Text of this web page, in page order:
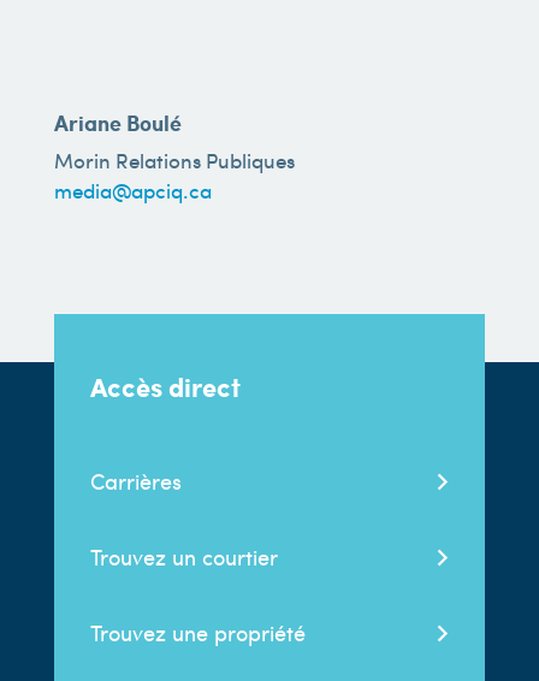
Ariane Boulé
Morin Relations Publiques
media@apciq.ca
Accès direct
Carrières
Trouvez un courtier
Trouvez une propriété